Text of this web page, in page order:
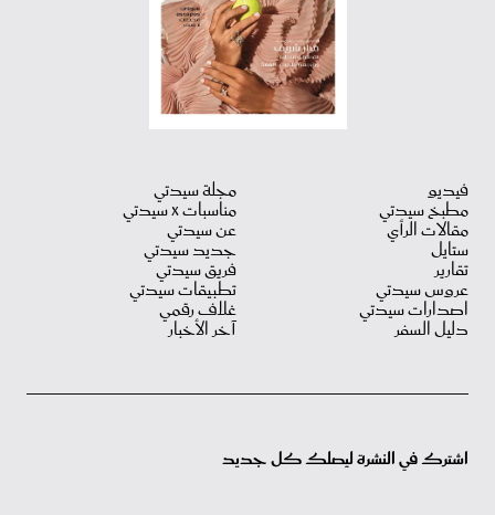
فيديو
مطبخ سيدتي
مقالات الرأي
ستايل
تقارير
عروس سيدتي
اصدارات سيدتي
دليل السفر
مجلة سيدتي
مناسبات X سيدتي
عن سيدتي
جديد سيدتي
فريق سيدتي
تطبيقات سيدتي
غلاف رقمي
آخر الأخبار
اشترك في النشرة ليصلك كل جديد